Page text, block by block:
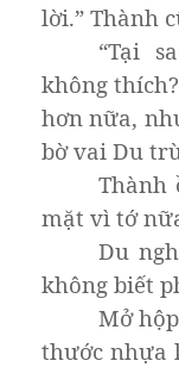
lời.” Thành
“Tại
không
hơn nữa,
bờ vai Du
Thành
mặt vì tớ
Du
không biết
Mở
thước nhựa